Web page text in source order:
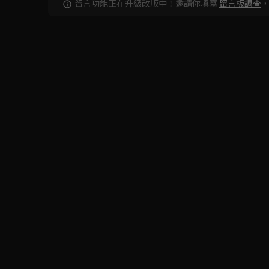
留言功能正在升級改版中！邀請你填寫 留言板調查